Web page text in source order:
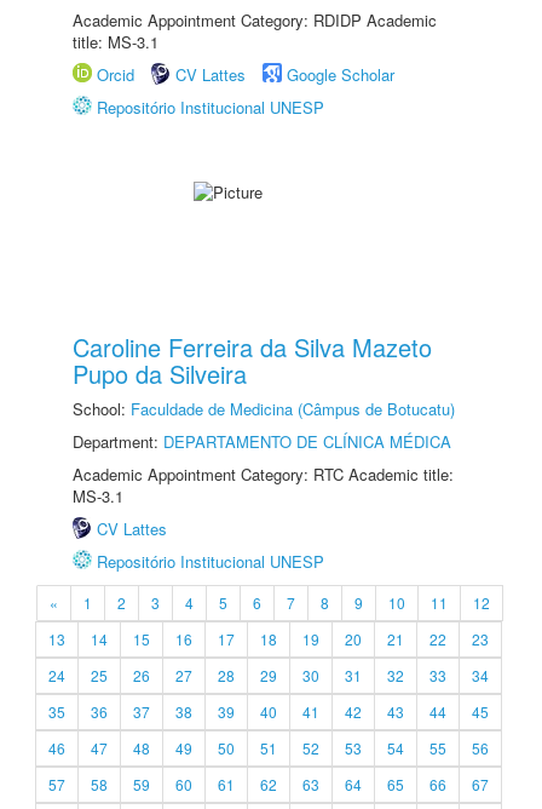
Academic Appointment Category: RDIDP Academic
title: MS-3.1
Orcid
CV Lattes
Google Scholar
Repositório Institucional UNESP
Caroline Ferreira da Silva Mazeto
Pupo da Silveira
School: Faculdade de Medicina (Câmpus de Botucatu)
Department: DEPARTAMENTO DE CLÍNICA MÉDICA
Academic Appointment Category: RTC Academic title:
MS-3.1
CV Lattes
Repositório Institucional UNESP
« 1 2 3 4 5 6 7 8 9 10 11
12
13
14 15 16 17 18 19 20 21 22
23
24
25 26 27 28 29 30 31 32 33
34
35
36 37 38 39 40 41 42 43 44
45
46
47 48 49 50 51 52 53 54 55
56
57
58 59 60 61 62 63 64 65 66
67